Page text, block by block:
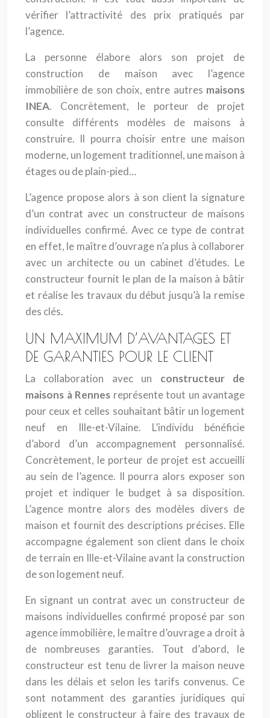
vérifier l’attractivité des prix pratiqués par
l’agence.
La personne élabore alors son projet de
construction de maison avec l’agence
immobilière de son choix, entre autres maisons
INEA. Concrètement, le porteur de projet
consulte différents modèles de maisons à
construire. Il pourra choisir entre une maison
moderne, un logement traditionnel, une maison à
étages ou de plain-pied…
L’agence propose alors à son client la signature
d’un contrat avec un constructeur de maisons
individuelles confirmé. Avec ce type de contrat
en effet, le maître d’ouvrage n’a plus à collaborer
avec un architecte ou un cabinet d’études. Le
constructeur fournit le plan de la maison à bâtir
et réalise les travaux du début jusqu’à la remise
des clés.
UN MAXIMUM D’AVANTAGES ET
DE GARANTIES POUR LE CLIENT
La collaboration avec un constructeur de
maisons à Rennes représente tout un avantage
pour ceux et celles souhaitant bâtir un logement
neuf en Ille-et-Vilaine. L’individu bénéficie
d’abord d’un accompagnement personnalisé.
Concrètement, le porteur de projet est accueilli
au sein de l’agence. Il pourra alors exposer son
projet et indiquer le budget à sa disposition.
L’agence montre alors des modèles divers de
maison et fournit des descriptions précises. Elle
accompagne également son client dans le choix
de terrain en Ille-et-Vilaine avant la construction
de son logement neuf.
En signant un contrat avec un constructeur de
maisons individuelles confirmé proposé par son
agence immobilière, le maître d’ouvrage a droit à
de nombreuses garanties. Tout d’abord, le
constructeur est tenu de livrer la maison neuve
dans les délais et selon les tarifs convenus. Ce
sont notamment des garanties juridiques qui
obligent le constructeur à faire des travaux de